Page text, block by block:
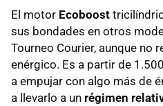
El motor Ecoboost
sus bondades en otros
Tourneo Courier, aunque no
enérgico. Es a partir de
a empujar con algo más de
a llevarlo a un régimen